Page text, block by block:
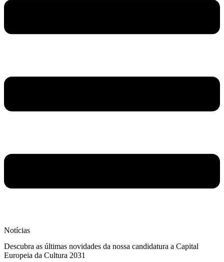
Notícias
Descubra as últimas novidades da nossa candidatura a Capital
Europeia da Cultura 2031